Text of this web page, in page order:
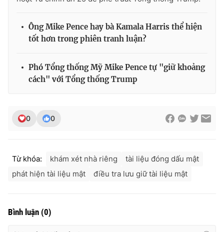
Ông Mike Pence hay bà Kamala Harris thể hiện
tốt hơn trong phiên tranh luận?
Phó Tổng thống Mỹ Mike Pence tự "giữ khoảng
cách" với Tổng thống Trump
0 0
Từ khóa: khám xét nhà riêng
tài liệu đóng dấu mật
phát hiện tài liệu mật
điều tra lưu giữ tài liệu mật
Bình luận (0)